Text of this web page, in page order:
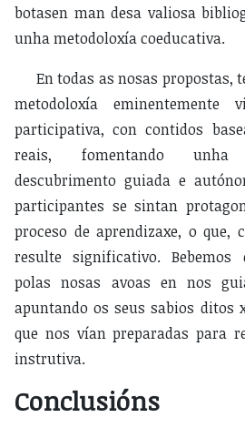
botasen man desa valiosa
unha metodoloxía coeducativa.
En todas as nosas propostas,
metodoloxía eminentemente
participativa, con contidos
reais, fomentando unha
descubrimento guiada e
participantes se sintan
proceso de aprendizaxe, o que,
resulte significativo. Bebemos
polas nosas avoas en nos
apuntando os seus sabios ditos
que nos vían preparadas para
instrutiva.
Conclusións